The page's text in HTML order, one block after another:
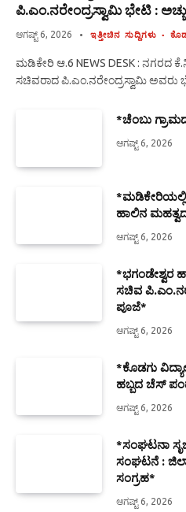
ಪಿ.ಎಂ.ನರೇಂದ್ರಸ್ವಾಮಿ ಭೇಟಿ :
ಆಗಷ್ಟ್ 6, 2026 ಇತ್ತೀಚಿನ ಸುದ್ದಿಗಳು
ಮಡಿಕೇರಿ ಆ.6 NEWS DESK : ನಗರದ
ಸಚಿವರಾದ ಪಿ.ಎಂ.ನರೇಂದ್ರಸ್ವಾಮಿ ಅವರು
*ಚೆಂಬು
ಆಗಷ್ಟ್ 6, 2026
*ಮಡಿಕೇರಿಯಲ್ಲಿ
ಹಾಲಿನ ಮಹತ್ವದ
ಆಗಷ್ಟ್ 6, 2026
*ಭಗಂಡೇಶ್ವರ
ಸಚಿವ
ಪೂಜೆ*
ಆಗಷ್ಟ್ 6, 2026
*ಕೊಡಗು
ಹಬ್ಬದ ಚೆಸ್
ಆಗಷ್ಟ್ 6, 2026
*ಸಂಘಟನಾ
ಸಂಘಟನೆ :
ಸಂಗ್ರಹ*
ಆಗಷ್ಟ್ 6, 2026